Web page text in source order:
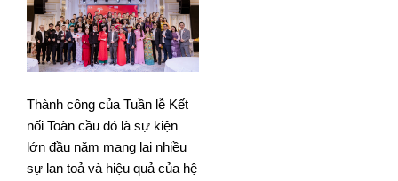
Thành công của Tuần lễ Kết
nối Toàn cầu đó là sự kiện
lớn đầu năm mang lại nhiều
sự lan toả và hiệu quả của hệ